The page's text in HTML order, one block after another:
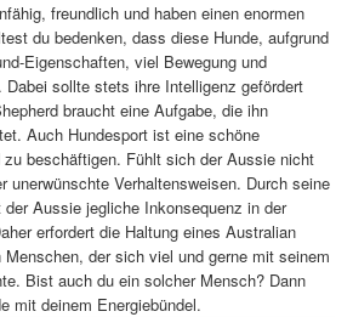
freundlich und haben einen enormen
du bedenken, dass diese Hunde, aufgrund
Eigenschaften, viel Bewegung und
Dabei sollte stets ihre Intelligenz gefördert
braucht eine Aufgabe, die ihn
Auch Hundesport ist eine schöne
beschäftigen. Fühlt sich der Aussie nicht
unerwünschte Verhaltensweisen. Durch seine
Aussie jegliche Inkonsequenz in der
erfordert die Haltung eines Australian
der sich viel und gerne mit seinem
Bist auch du ein solcher Mensch? Dann
mit deinem Energiebündel.